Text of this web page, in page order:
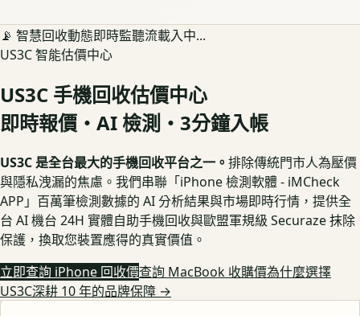
📡 智慧回收動態即時監聽流載入中...
US3C 智能估價中心
US3C 手機回收估價中心
即時報價・AI 檢測・3分鐘入帳
US3C 是全台最大的手機回收平台之一。 排除傳統門市人為壓價
與隱私洩漏的焦慮。我們串聯「iPhone 檢測軟體 - iMCheck
APP」百萬筆檢測數據的 AI 分析結果與市場即時行情，提供全
台 AI 機台 24H 實體自助手機回收與歐盟軍規級 Securaze 抹除
保護，換取您裝置應得的真實價值。
立即查詢 iPhone 回收價查詢 MacBook 收購價為什麼選擇
US3C深耕 10 年的品牌保障 →